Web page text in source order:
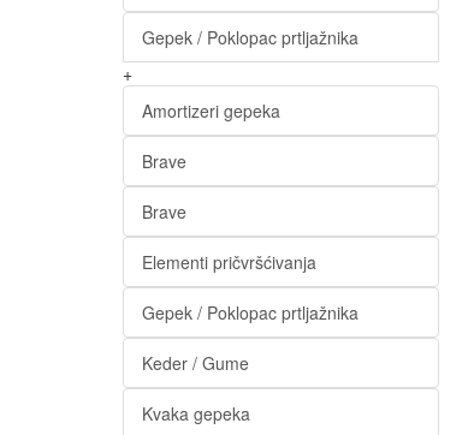
Gepek / Poklopac prtljažnika
+
Amortizeri gepeka
Brave
Brave
Elementi pričvršćivanja
Gepek / Poklopac prtljažnika
Keder / Gume
Kvaka gepeka